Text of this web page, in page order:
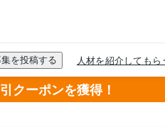
クーポンを獲得！